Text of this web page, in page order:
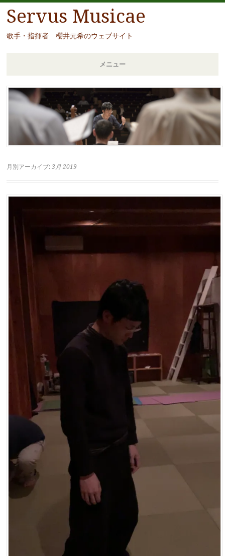
Servus Musicae
歌手・指揮者 櫻井元希のウェブサイト
メニュー
コ
ン
テ
移
月別アーカイブ: 3月 2019